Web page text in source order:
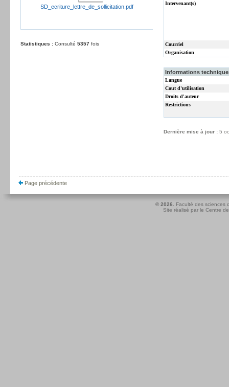
SD_ecriture_lettre_de_sollicitation.pdf
Statistiques : Consulté 5357 fois
Intervenant(s)
Courriel
Organisation
Informations
Langue
Cout d'utilisation
Droits d'auteur
Restrictions
Dernière mise à jour : 5
Page précédente
© 2026.
Faculté des sciences
Site réalisé par le Centre